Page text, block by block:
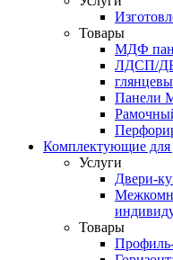
Товары
МДФ
ЛДСП/
Панели
Комплектующие для
Услуги
Двери-
Товары